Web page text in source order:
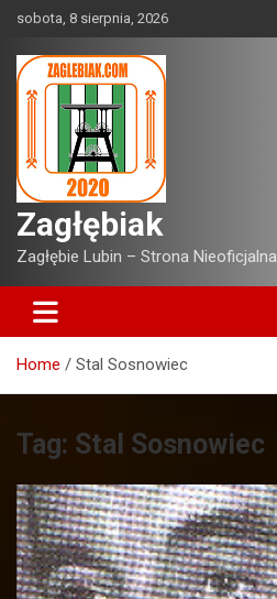
content
sobota, 8 sierpnia, 2026
Zagłębiak
Zagłębie Lubin – Strona Nieoficjalna
Home Stal Sosnowiec
Tag: Stal Sosnowiec